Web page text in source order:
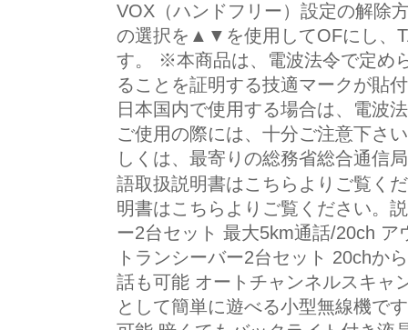
VOX（ハンドフリー）設定の解除
の選択を▲▼を使用してOFにし、
す。 ※本商品は、電波法令で定め
ることを証明する技適マークが貼
日本国内で使用する場合は、電波
ご使用の際には、十分ご注意下さ
しくは、最寄りの総務省総合通信
語取扱説明書はこちらよりご覧く
明書はこちらよりご覧ください。
ー2台セット 最大5km通話/20ch
トランシーバー2台セット 20chか
話も可能 オートチャンネルスキャ
として簡単に遊べる小型無線機で